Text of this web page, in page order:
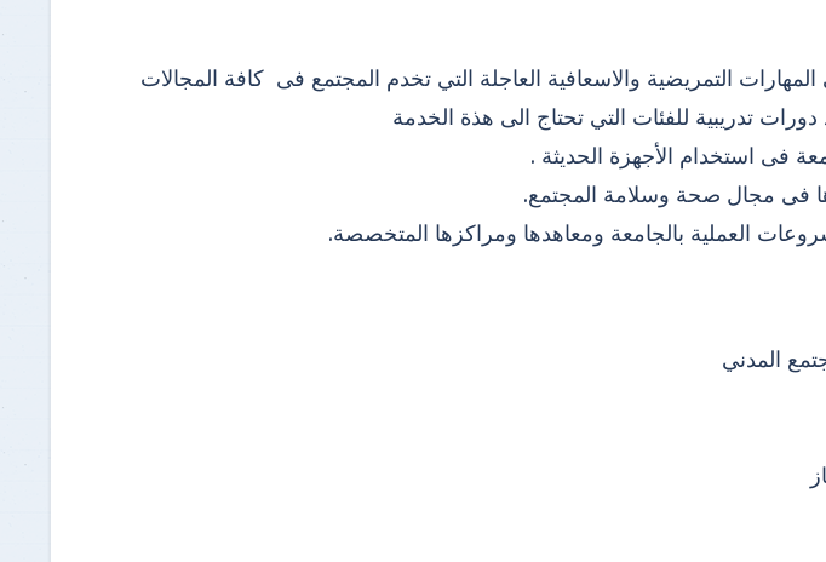
التمريضية والاسعافية العاجلة التي تخدم المجتمع فى كافة المجالات
تدريبية للفئات التي تحتاج الى هذة الخدمة
فى استخدام الأجهزة الحديثة .
فى مجال صحة وسلامة المجتمع.
العملية بالجامعة ومعاهدها ومراكزها المتخصصة.
المدني